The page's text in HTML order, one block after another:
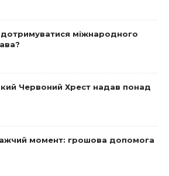
дотримуватися міжнародного
Червоний Хрест надав понад
момент: грошова допомога